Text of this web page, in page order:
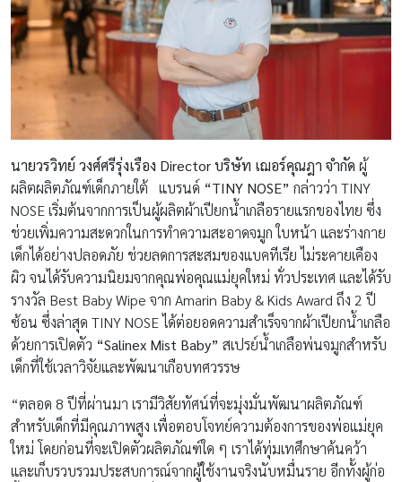
นายวรวิทย์ วงศ์ศรีรุ่งเรือง Director บริษัท เฌอร์คุณฎา จำกัด ผู้
ผลิตผลิตภัณฑ์เด็กภายใต้ แบรนด์ “TINY NOSE” กล่าวว่า TINY
NOSE เริ่มต้นจากการเป็นผู้ผลิตผ้าเปียกน้ำเกลือรายแรกของไทย ซึ่ง
ช่วยเพิ่มความสะดวกในการทำความสะอาดจมูก ใบหน้า และร่างกาย
เด็กได้อย่างปลอดภัย ช่วยลดการสะสมของแบคทีเรีย ไม่ระคายเคือง
ผิว จนได้รับความนิยมจากคุณพ่อคุณแม่ยุคใหม่ ทั่วประเทศ และได้รับ
รางวัล Best Baby Wipe จาก Amarin Baby & Kids Award ถึง 2 ปี
ซ้อน ซึ่งล่าสุด TINY NOSE ได้ต่อยอดความสำเร็จจากผ้าเปียกน้ำเกลือ
ด้วยการเปิดตัว “Salinex Mist Baby” สเปรย์น้ำเกลือพ่นจมูกสำหรับ
เด็กที่ใช้เวลาวิจัยและพัฒนาเกือบทศวรรษ
“ตลอด 8 ปีที่ผ่านมา เรามีวิสัยทัศน์ที่จะมุ่งมั่นพัฒนาผลิตภัณฑ์
สำหรับเด็กที่มีคุณภาพสูง เพื่อตอบโจทย์ความต้องการของพ่อแม่ยุค
ใหม่ โดยก่อนที่จะเปิดตัวผลิตภัณฑ์ใด ๆ เราได้ทุ่มเทศึกษาค้นคว้า
และเก็บรวบรวมประสบการณ์จากผู้ใช้งานจริงนับหมื่นราย อีกทั้งผู้ก่อ